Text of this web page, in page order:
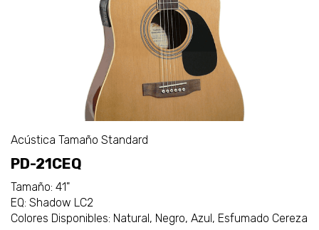
Acústica Tamaño Standard
PD-21CEQ
Tamaño: 41"
EQ: Shadow LC2
Colores Disponibles: Natural, Negro, Azul, Esfumado Cereza